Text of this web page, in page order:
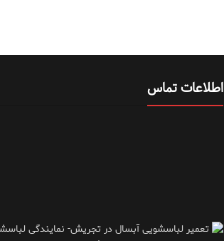
اطلاعات تماس